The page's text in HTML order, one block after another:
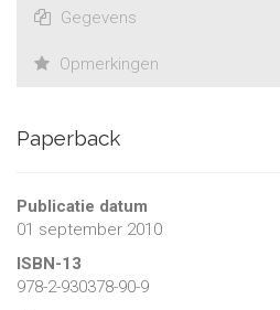
Gegevens
Opmerkingen
Paperback
Publicatie datum
01 september 2010
ISBN-13
978-2-930378-90-9